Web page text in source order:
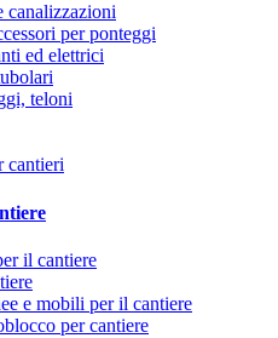
canalizzazioni
per ponteggi
ed elettrici
teloni
cantieri
il cantiere
e mobili per il cantiere
per cantiere